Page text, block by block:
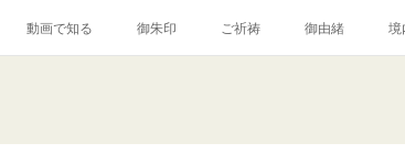
動画で知る 御朱印 ご祈祷 御由緒 境